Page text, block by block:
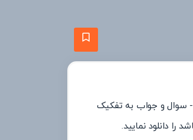
در پایان این متن می توانید فایل نمونه سوال استان شناسی کرمان را که شامل: ۱- سوال و جواب به تفکیک